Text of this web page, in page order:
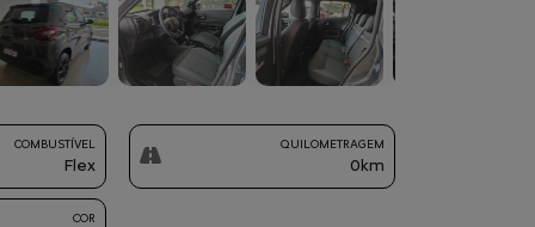
COMBUSTÍVEL
Flex
QUILOMETRAGEM
0km
COR